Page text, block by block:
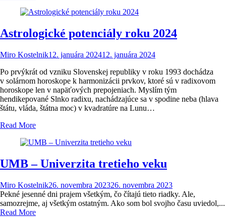
Astrologické potenciály roku 2024
Miro Kostelnik12. januára 202412. januára 2024
Po prvýkrát od vzniku Slovenskej republiky v roku 1993 dochádza
v solárnom horoskope k harmonizácii prvkov, ktoré sú v radixovom
horoskope len v napäťových prepojeniach. Myslím tým
hendikepované Slnko radixu, nachádzajúce sa v spodine neba (hlava
štátu, vláda, štátna moc) v kvadratúre na Lunu…
Read More
UMB – Univerzita tretieho veku
Miro Kostelnik26. novembra 202326. novembra 2023
Pekné jesenné dni prajem všetkým, čo čítajú tieto riadky. Ale,
samozrejme, aj všetkým ostatným. Ako som bol svojho času uviedol,...
Read More